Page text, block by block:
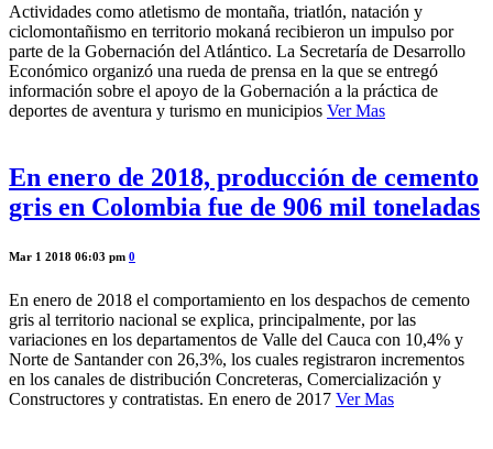
Actividades como atletismo de montaña, triatlón, natación y
ciclomontañismo en territorio mokaná recibieron un impulso por
parte de la Gobernación del Atlántico. La Secretaría de Desarrollo
Económico organizó una rueda de prensa en la que se entregó
información sobre el apoyo de la Gobernación a la práctica de
deportes de aventura y turismo en municipios Ver Mas
En enero de 2018, producción de cemento
gris en Colombia fue de 906 mil toneladas
Mar 1 2018 06:03 pm 0
En enero de 2018 el comportamiento en los despachos de cemento
gris al territorio nacional se explica, principalmente, por las
variaciones en los departamentos de Valle del Cauca con 10,4% y
Norte de Santander con 26,3%, los cuales registraron incrementos
en los canales de distribución Concreteras, Comercialización y
Constructores y contratistas. En enero de 2017 Ver Mas